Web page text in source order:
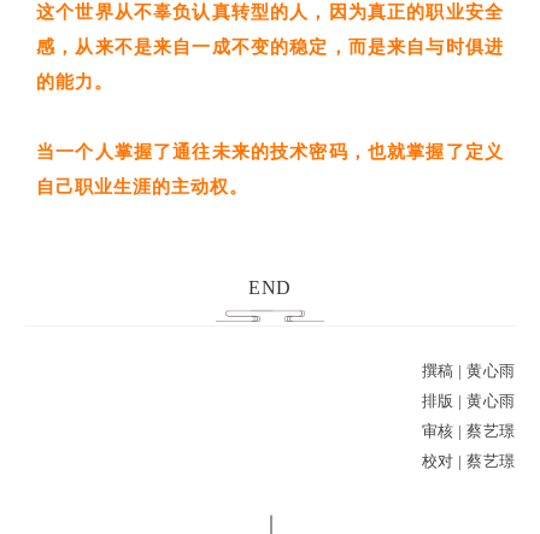
这个世界从不辜负认真转型的人，因为真正的职业安全
感，从来不是来自一成不变的稳定，而是来自与时俱进
的能力。
当一个人掌握了通往未来的技术密码，也就掌握了定义
自己职业生涯的主动权。
END
撰稿 | 黄心雨
排版 | 黄心雨
审核 | 蔡艺璟
校对 | 蔡艺璟